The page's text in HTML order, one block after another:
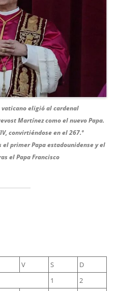
vaticano eligió al cardenal
Martínez como el nuevo Papa.
convirtiéndose en el 267.º
el primer Papa estadounidense y el
el Papa Francisco
V S
D
1
2